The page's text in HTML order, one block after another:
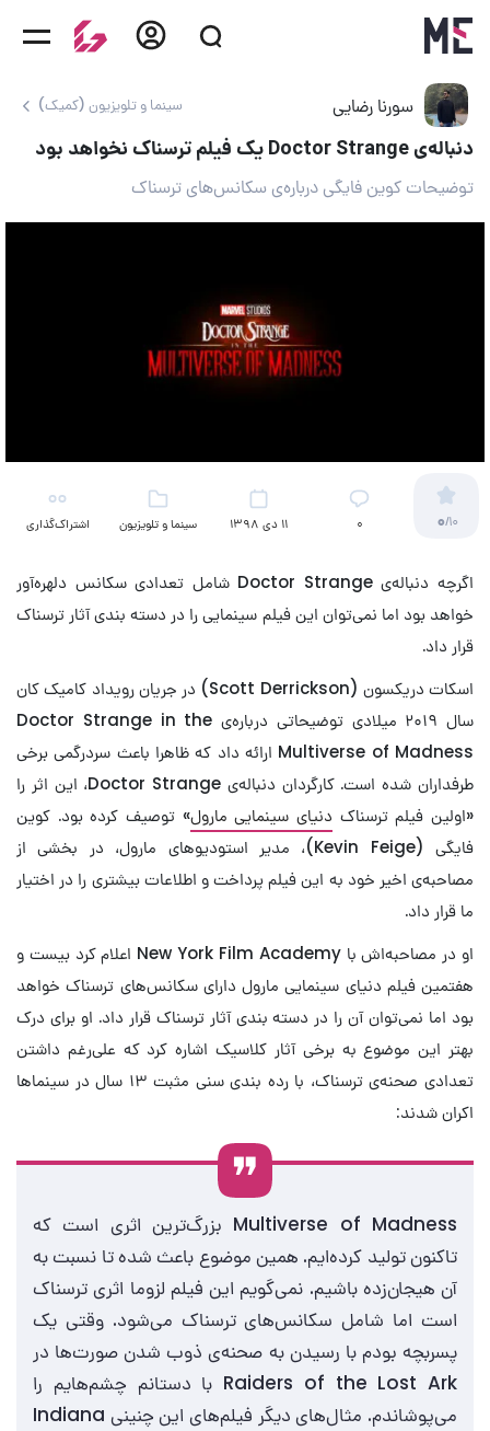
سورنا رضایی سینما و تلویزیون (کمیک)
دنباله‌ی Doctor Strange یک فیلم ترسناک نخواهد بود
توضیحات کوین فایگی درباره‌ی سکانس‌های ترسناک
0/10 ۰ 11 دی 1398
سینما و تلویزیون
اشتراک‌گذاری
اگرچه دنباله‌ی Doctor Strange شامل تعدادی سکانس دلهره‌آور
خواهد بود اما نمی‌توان این فیلم سینمایی را در دسته‌ بندی آثار ترسناک
قرار داد.
اسکات دریکسون (Scott Derrickson) در جریان رویداد کامیک کان
سال ۲۰۱۹ میلادی توضیحاتی درباره‌ی Doctor Strange in the
Multiverse of Madness ارائه داد که ظاهرا باعث سردرگمی برخی
طرفداران شده است. کارگردان دنباله‌ی Doctor Strange، این اثر را
«اولین فیلم ترسناک دنیای سینمایی مارول» توصیف کرده بود. کوین
فایگی (Kevin Feige)، مدیر استودیوهای مارول، در بخشی از
مصاحبه‌ی اخیر خود به این فیلم پرداخت و اطلاعات بیشتری را در اختیار
ما قرار داد.
او در مصاحبه‌اش با New York Film Academy اعلام کرد بیست‌ و
هفتمین فیلم دنیای سینمایی مارول دارای سکانس‌های ترسناک خواهد
بود اما نمی‌توان آن را در دسته‌ بندی آثار ترسناک قرار داد. او برای درک
بهتر این موضوع به برخی آثار کلاسیک اشاره کرد که علی‌رغم داشتن
تعدادی صحنه‌‌ی ترسناک، با رده‌ بندی سنی مثبت ۱۳ سال در سینماها
اکران شدند:
Multiverse of Madness بزرگ‌ترین اثری است که
تاکنون تولید کرده‌ایم. همین موضوع باعث شده تا نسبت به
آن هیجان‌زده باشیم. نمی‌گویم این فیلم لزوما اثری ترسناک
است اما شامل سکانس‌های ترسناک می‌شود. وقتی یک
پسربچه بودم با رسیدن به صحنه‌ی ذوب شدن صورت‌ها در
Raiders of the Lost Ark با دستانم چشم‌هایم را
می‌پوشاندم. مثال‌های دیگر فیلم‌های این چنینی Indiana